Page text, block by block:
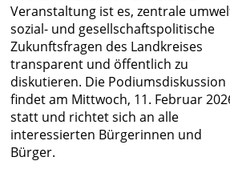
Veranstaltung ist es, zentrale
sozial- und gesellschaftspolitische
Zukunftsfragen des Landkreises
transparent und öffentlich zu
diskutieren. Die Podiumsdiskussion
findet am Mittwoch, 11. Februar
statt und richtet sich an alle
interessierten Bürgerinnen und
Bürger.